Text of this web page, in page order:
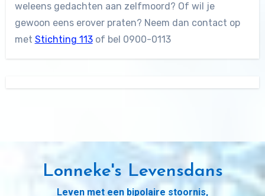
weleens gedachten aan zelfmoord? Of wil je
gewoon eens erover praten? Neem dan contact op
met Stichting 113of bel 0900-0113
Lonneke's Levensdans
Leven met een bipolaire stoornis,